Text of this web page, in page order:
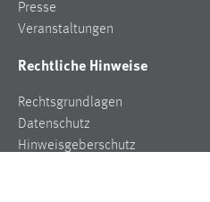
Presse
Veranstaltungen
Rechtliche Hinweise
Rechtsgrundlagen
Datenschutz
Hinweisgeberschutz